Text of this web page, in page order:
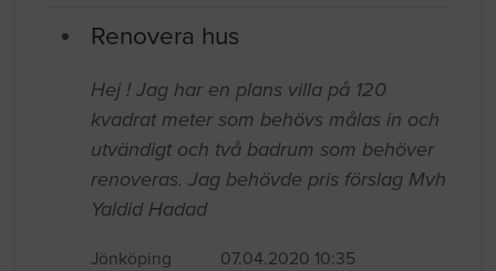
Renovera hus
Hej ! Jag har en plans villa på 120
kvadrat meter som behövs målas in och
utvändigt och två badrum som behöver
renoveras. Jag behövde pris förslag Mvh
Yaldid Hadad
Jönköping 07.04.2020 10:35